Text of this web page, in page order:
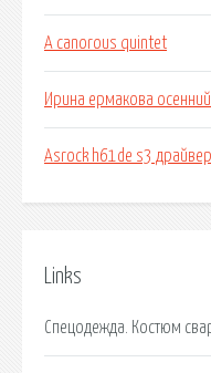
A canorous quintet
Ирина ермакова
Asrock h61de s3
Links
Спецодежда. Костюм